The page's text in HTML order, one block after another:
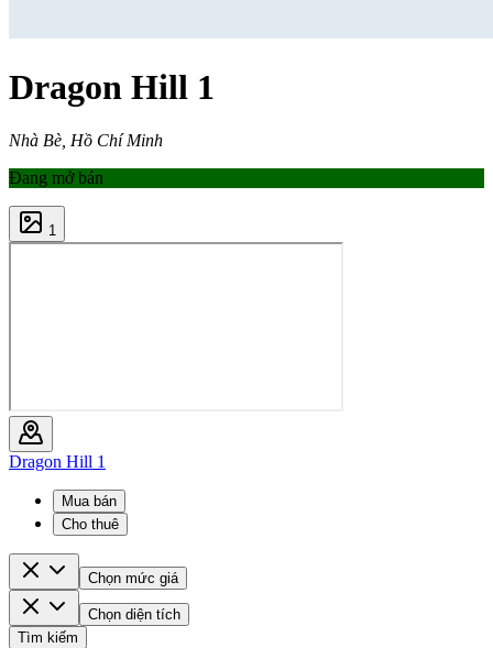
Dragon Hill 1
Nhà Bè, Hồ Chí Minh
Đang mở bán
1
Dragon Hill 1
Mua bán
Cho thuê
Chọn mức giá
Chọn diện tích
Tìm kiếm